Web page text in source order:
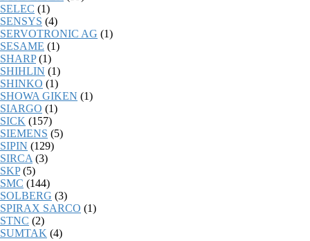
SELEC (1)
SENSYS (4)
SERVOTRONIC AG (1)
SESAME (1)
SHARP (1)
SHIHLIN (1)
SHINKO (1)
SHOWA GIKEN (1)
SIARGO (1)
SICK (157)
SIEMENS (5)
SIPIN (129)
SIRCA (3)
SKP (5)
SMC (144)
SOLBERG (3)
SPIRAX SARCO (1)
STNC (2)
SUMTAK (4)